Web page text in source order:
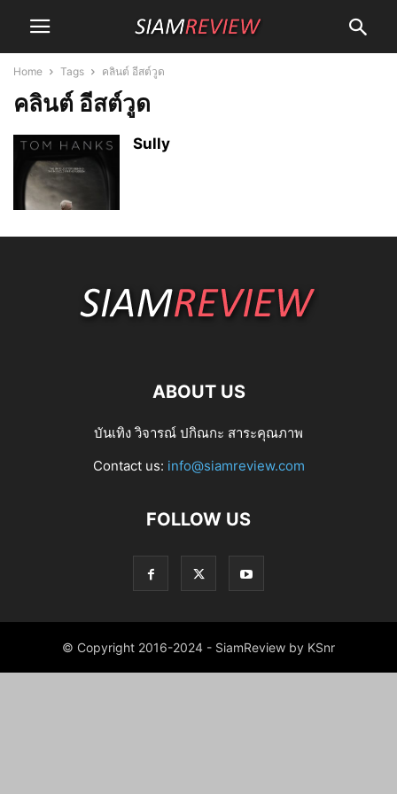
Home Tags คลินต์ อีสต์วูด
คลินต์ อีสต์วูด
Sully
ABOUT US
บันเทิง วิจารณ์ ปกิณกะ สาระคุณภาพ
Contact us: info@siamreview.com
FOLLOW US
© Copyright 2016-2024 - SiamReview by KSnr